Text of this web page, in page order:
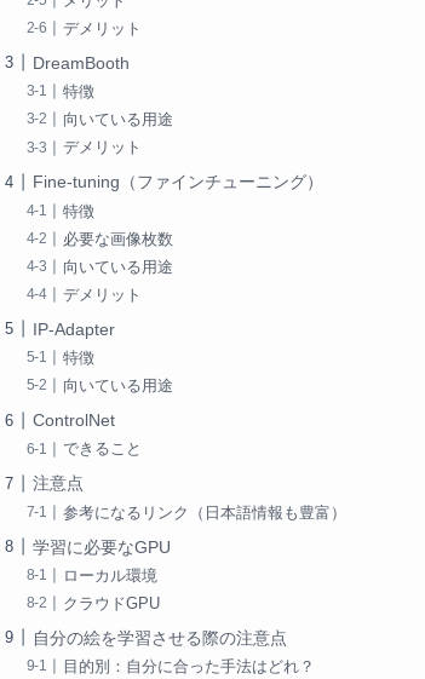
デメリット
DreamBooth
特徴
向いている用途
デメリット
Fine-tuning（ファインチューニング）
特徴
必要な画像枚数
向いている用途
デメリット
IP-Adapter
特徴
向いている用途
ControlNet
できること
注意点
参考になるリンク（日本語情報も豊富）
学習に必要なGPU
ローカル環境
クラウドGPU
自分の絵を学習させる際の注意点
目的別：自分に合った手法はどれ？